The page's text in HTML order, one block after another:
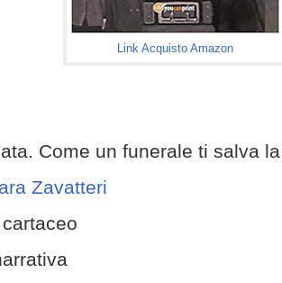
Link Acquisto Amazon
Come un funerale ti salva
Zavatteri
cartaceo